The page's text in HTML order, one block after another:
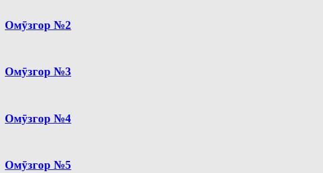
Омӯзгор №2
Омӯзгор №3
Омӯзгор №4
Омӯзгор №5